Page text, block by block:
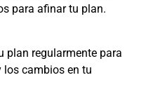
para afinar tu plan.
plan regularmente para
los cambios en tu